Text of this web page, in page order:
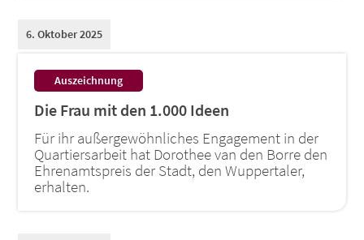
Auszeichnung:
Die Frau mit den 1.000 Ideen
6. Oktober 2025
Für ihr außergewöhnliches Engagement in der
Quartiersarbeit hat Dorothee van den Borre den
Ehrenamtspreis der Stadt, den Wuppertaler,
erhalten.